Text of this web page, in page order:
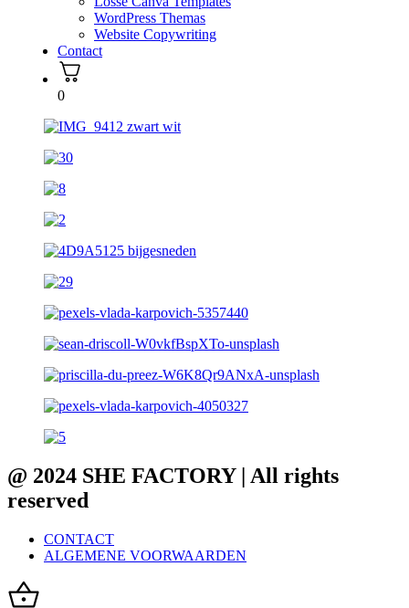
WordPress Themas
Website Copywriting
Contact
0
@ 2024 SHE FACTORY | All rights
reserved
CONTACT
ALGEMENE VOORWAARDEN